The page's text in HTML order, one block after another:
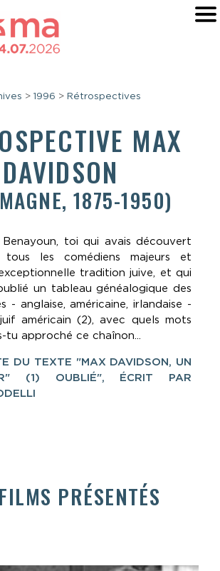
> 1996 > Rétrospectives
MAX
DAVIDSON
1875-1950)
toi qui avais découvert
les comédiens majeurs et
tradition juive, et qui
un tableau généalogique des
- anglaise, américaine, irlandaise -
américain (2), avec quels mots
tu approché ce chaînon...
DU TEXTE "MAX DAVIDSON, UN
(1) OUBLIÉ", ÉCRIT PAR
PRÉSENTÉS